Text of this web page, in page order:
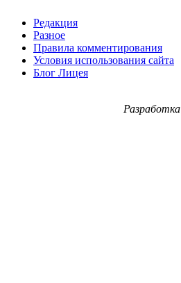
Редакция
Разное
Правила комментирования
Условия использования сайта
Блог Лицея
Разработка